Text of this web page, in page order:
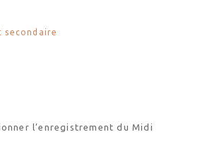
secondaire
l’enregistrement du Midi